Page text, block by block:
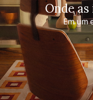
Onde as
Em um